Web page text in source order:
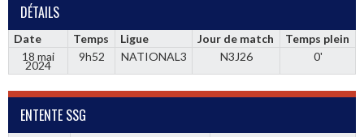
DÉTAILS
Date Temps Ligue Jour de match
Temps plein
18 mai
2024
9h52 NATIONAL3 N3J26 0'
ENTENTE SSG